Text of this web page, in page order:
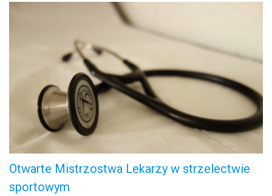
Otwarte Mistrzostwa Lekarzy w strzelectwie
sportowym